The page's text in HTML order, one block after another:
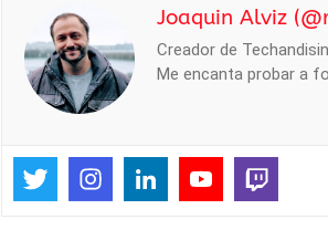
Joaquin Alviz
Creador de
Me encanta probar a